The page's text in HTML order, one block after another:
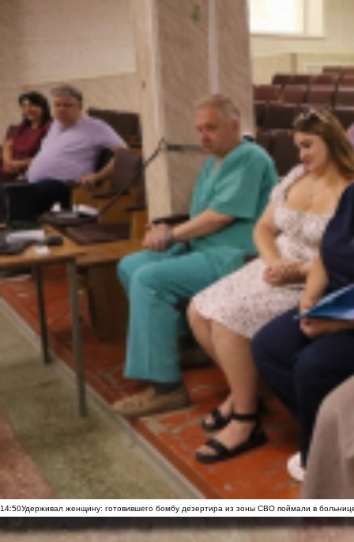
14:50Удерживал женщину: готовившего бомбу дезертира из зоны СВО поймали в